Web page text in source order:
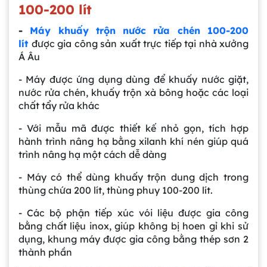
100-200 lít
- Máy khuấy trộn nước rửa chén 100-200
lít được gia công sản xuất trực tiếp tại nhà xưởng
Á Âu
- Máy được ứng dụng dùng để khuấy nước giặt,
nước rửa chén, khuấy trộn xà bông hoặc các loại
chất tẩy rửa khác
- Với mẫu mã được thiết kế nhỏ gọn, tích hợp
hành trình nâng hạ bằng xilanh khí nén giúp quá
trình nâng hạ một cách dễ dàng
- Máy có thể dùng khuấy trộn dung dịch trong
thùng chứa 200 lít, thùng phuy 100-200 lít.
- Các bộ phận tiếp xúc vói liệu được gia công
bằng chất liệu inox, giúp không bị hoen gỉ khi sử
dụng, khung máy được gia công bằng thép sơn 2
thành phần